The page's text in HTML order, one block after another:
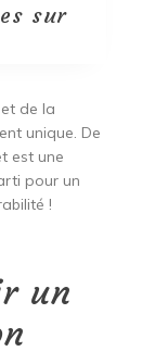
sur
de la
unique. De
est une
pour un
!
un